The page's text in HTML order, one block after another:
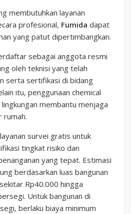
membutuhkan layanan
profesional, Fumida dapat
yang patut dipertimbangkan.
sebagai anggota resmi
oleh teknisi yang telah
serta sertifikasi di bidang
itu, penggunaan chemical
membantu menjaga
rumah.
survei gratis untuk
tingkat risiko dan
yang tepat. Estimasi
berdasarkan luas bangunan
Rp40.000 hingga
Untuk bangunan di
berlaku biaya minimum